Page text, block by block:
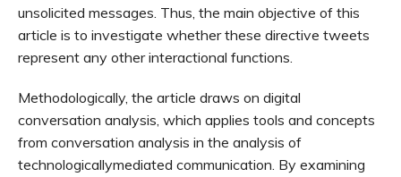
unsolicited messages. Thus, the main objective of this
article is to investigate whether these directive tweets
represent any other interactional functions.
Methodologically, the article draws on digital
conversation analysis, which applies tools and concepts
from conversation analysis in the analysis of
technologically­mediated communication. By examining